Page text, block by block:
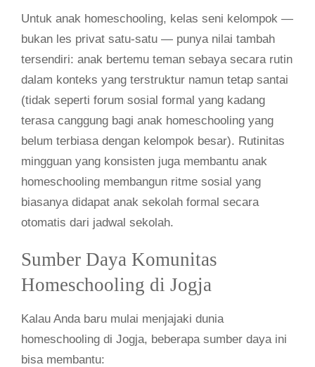
Untuk anak homeschooling, kelas seni kelompok —
bukan les privat satu-satu — punya nilai tambah
tersendiri: anak bertemu teman sebaya secara rutin
dalam konteks yang terstruktur namun tetap santai
(tidak seperti forum sosial formal yang kadang
terasa canggung bagi anak homeschooling yang
belum terbiasa dengan kelompok besar). Rutinitas
mingguan yang konsisten juga membantu anak
homeschooling membangun ritme sosial yang
biasanya didapat anak sekolah formal secara
otomatis dari jadwal sekolah.
Sumber Daya Komunitas
Homeschooling di Jogja
Kalau Anda baru mulai menjajaki dunia
homeschooling di Jogja, beberapa sumber daya ini
bisa membantu: